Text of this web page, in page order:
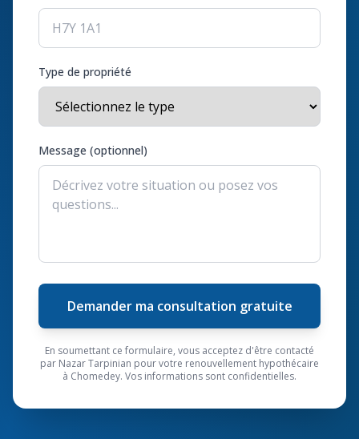
Type de propriété
Message (optionnel)
Demander ma consultation gratuite
En soumettant ce formulaire, vous acceptez d'être contacté
par Nazar Tarpinian pour votre renouvellement hypothécaire
à Chomedey. Vos informations sont confidentielles.